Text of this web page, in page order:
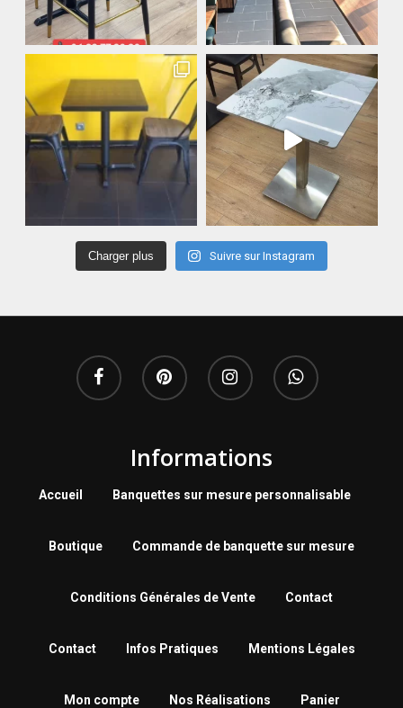
Charger plus Suivre sur Instagram
Informations
Accueil Banquettes sur mesure personnalisable
Boutique Commande de banquette sur mesure
Conditions Générales de Vente Contact
Contact Infos Pratiques Mentions Légales
Mon compte Nos Réalisations Panier